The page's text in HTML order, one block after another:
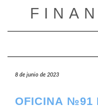
8 de junio de 2023
OFICINA №91